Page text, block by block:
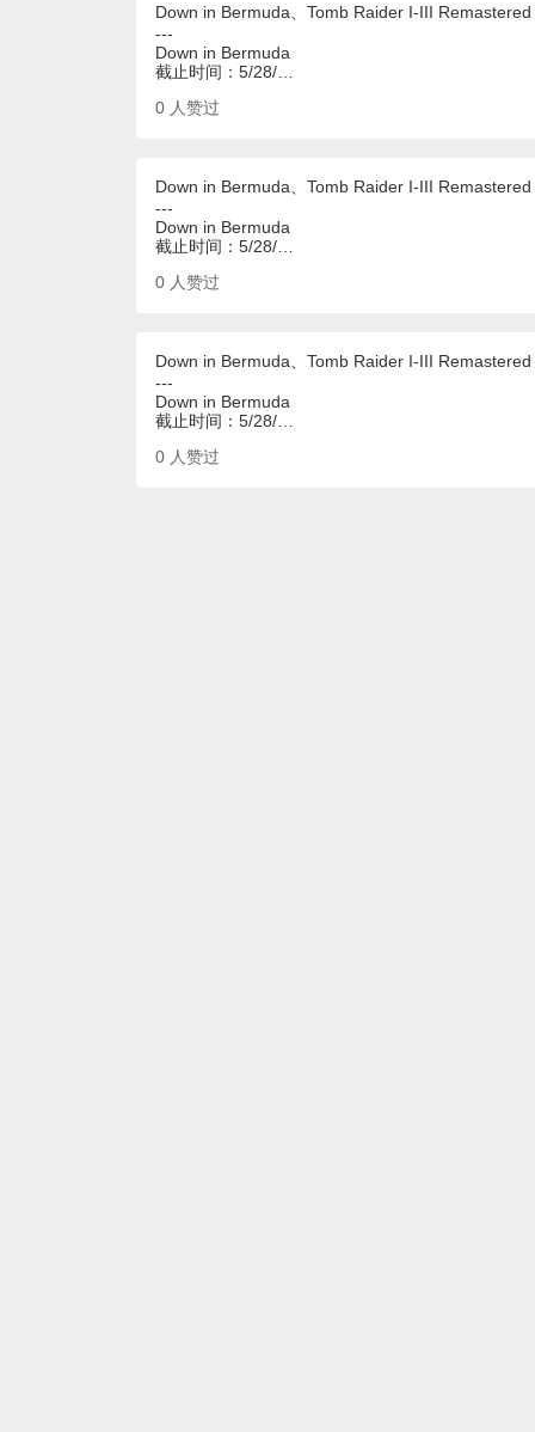
Down in Bermuda、Tomb Raider I-III
---
Down in Bermuda
截止时间：5/28/…
0 人赞过
Down in Bermuda、Tomb Raider I-III
---
Down in Bermuda
截止时间：5/28/…
0 人赞过
Down in Bermuda、Tomb Raider I-III
---
Down in Bermuda
截止时间：5/28/…
0 人赞过